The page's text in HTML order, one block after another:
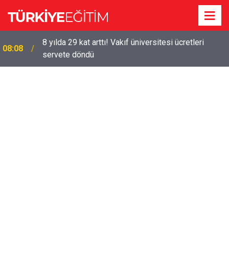
08:08
8 yılda 29 kat arttı! Vakıf üniversitesi ücretleri
servete döndü